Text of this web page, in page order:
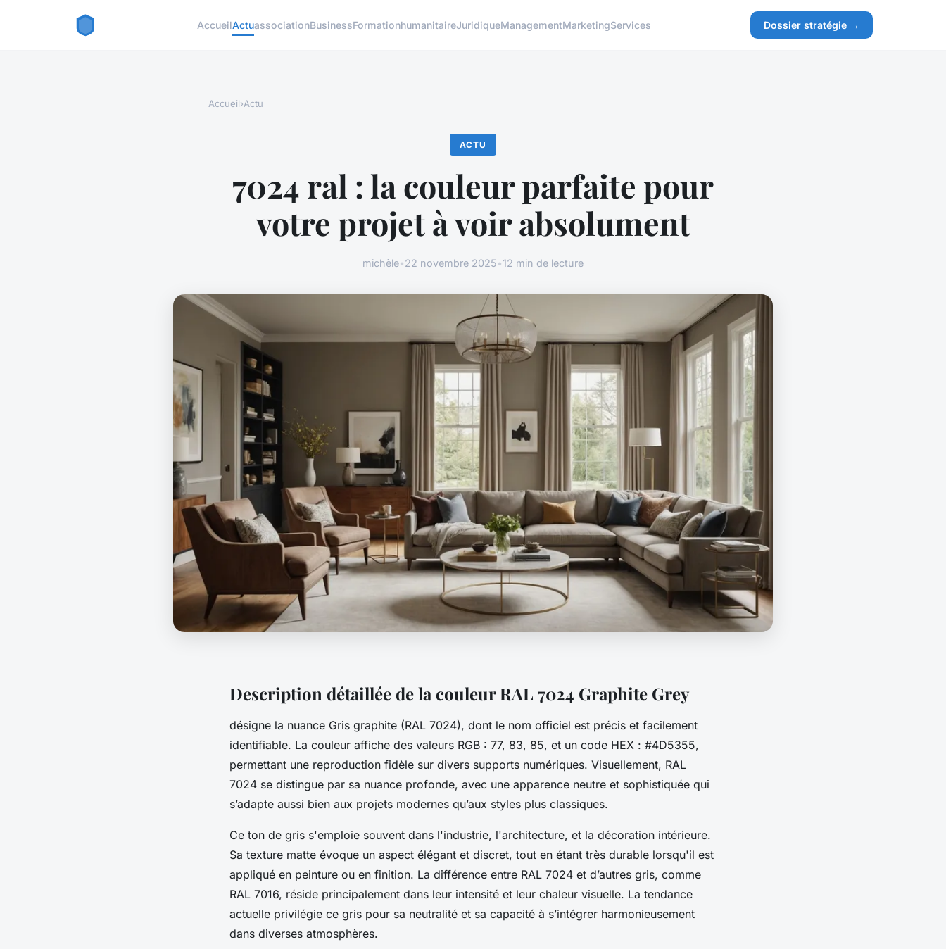
AccueilActuassociationBusinessFormationhumanitaireJuridiqueManagementMarketingServices Dossier stratégie →
Accueil›Actu
ACTU
7024 ral : la couleur parfaite pour
votre projet à voir absolument
michèle•22 novembre 2025•12 min de lecture
Description détaillée de la couleur RAL 7024 Graphite Grey
désigne la nuance Gris graphite (RAL 7024), dont le nom officiel est précis et facilement
identifiable. La couleur affiche des valeurs RGB : 77, 83, 85, et un code HEX : #4D5355,
permettant une reproduction fidèle sur divers supports numériques. Visuellement, RAL
7024 se distingue par sa nuance profonde, avec une apparence neutre et sophistiquée qui
s’adapte aussi bien aux projets modernes qu’aux styles plus classiques.
Ce ton de gris s'emploie souvent dans l'industrie, l'architecture, et la décoration intérieure.
Sa texture matte évoque un aspect élégant et discret, tout en étant très durable lorsqu'il est
appliqué en peinture ou en finition. La différence entre RAL 7024 et d’autres gris, comme
RAL 7016, réside principalement dans leur intensité et leur chaleur visuelle. La tendance
actuelle privilégie ce gris pour sa neutralité et sa capacité à s’intégrer harmonieusement
dans diverses atmosphères.